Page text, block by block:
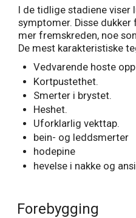
I de tidlige stadiene viser
symptomer. Disse
mer fremskreden, noe
De mest karakteristiske
Vedvarende hoste
Kortpustethet.
Smerter i brystet.
Heshet.
Uforklarlig vekttap.
bein- og leddsmerter
hodepine
hevelse i nakke og
Forebygging